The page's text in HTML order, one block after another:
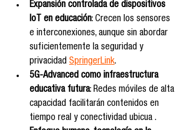
Expansión controlada de dispositivos
IoT en educación: Crecen los sensores
e interconexiones, aunque sin abordar
suficientemente la seguridad y
privacidad SpringerLink.
5G-Advanced como infraestructura
educativa futura: Redes móviles de alta
capacidad facilitarán contenidos en
tiempo real y conectividad ubicua .